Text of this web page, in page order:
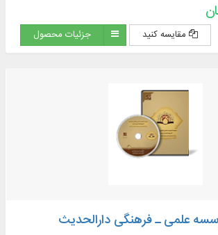
مقایسه کنید جزئیات محصول
علمی ـ فرهنگی دارالحدیث